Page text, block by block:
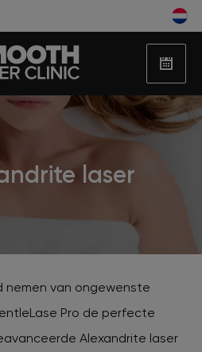
laser
nemen van ongewenste
Pro de perfecte
Alexandrite laser